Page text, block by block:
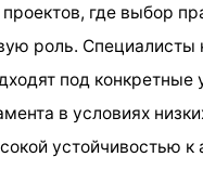
где выбор
роль. Специалисты
под конкретные
в условиях
устойчивостью